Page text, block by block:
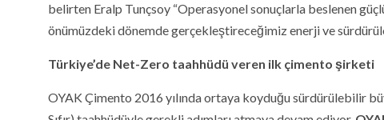
belirten Eralp Tunçsoy “Operasyonel sonuçlarla beslenen
önümüzdeki dönemde gerçekleştireceğimiz enerji ve
Türkiye’de Net-Zero taahhüdü veren ilk çimento şirketi
OYAK Çimento 2016 yılında ortaya koyduğu sürdürülebilir